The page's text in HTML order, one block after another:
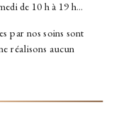
de 10 h à 19 h…
par nos soins sont
réalisons aucun